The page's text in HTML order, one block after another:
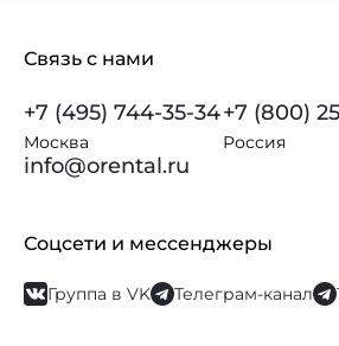
Связь с нами
+7 (495) 744-35-34
Москва
+7 (800)
Россия
info@orental.ru
Соцсети и мессенджеры
Группа в VK Телеграм-канал